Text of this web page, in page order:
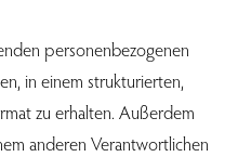
personenbezogenen
in einem strukturierten,
zu erhalten. Außerdem
anderen Verantwortlichen